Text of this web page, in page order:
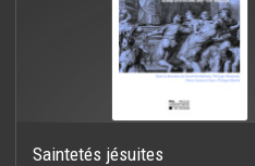
Saintetés jésuites